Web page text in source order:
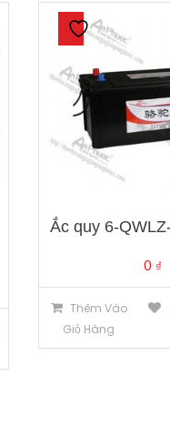
Ắc quy 6-
0 ₫
Thêm Vào
Giỏ Hàng